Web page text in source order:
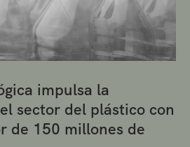
impulsa la
sector del plástico con
de 150 millones de